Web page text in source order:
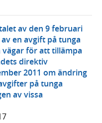
av den 9 februari
av en avgift på tunga
för att tillämpa
direktiv
2011 om ändring
på tunga
av vissa